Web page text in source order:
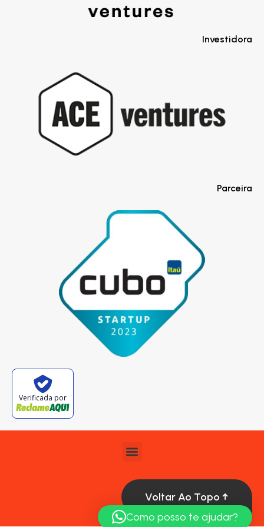
Investidora
Parceira
Verificada por
Voltar Ao Topo ↑
Como posso te ajudar?